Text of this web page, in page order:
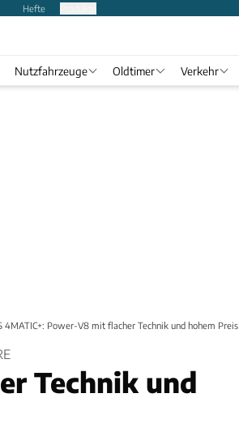
Hefte
Nutzfahrzeuge Oldtimer Verkehr
4MATIC+: Power-V8 mit flacher Technik und hohem Preis
Technik und